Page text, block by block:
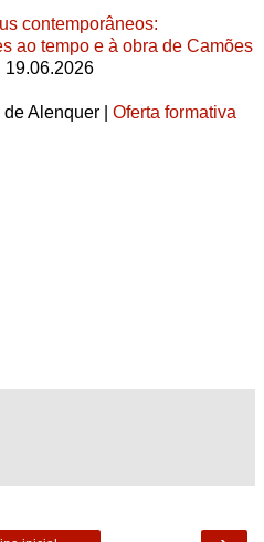
contemporâneos:
ao tempo e à obra de Camões
19.06.2026
Alenquer | Oferta formativa